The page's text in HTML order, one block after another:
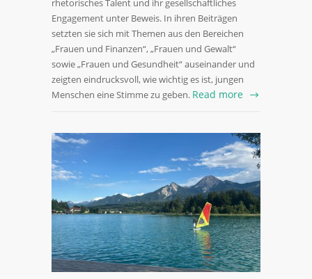
rhetorisches Talent und ihr gesellschaftliches
Engagement unter Beweis. In ihren Beiträgen
setzten sie sich mit Themen aus den Bereichen
„Frauen und Finanzen“, „Frauen und Gewalt“
sowie „Frauen und Gesundheit“ auseinander und
zeigten eindrucksvoll, wie wichtig es ist, jungen
Menschen eine Stimme zu geben. Read more